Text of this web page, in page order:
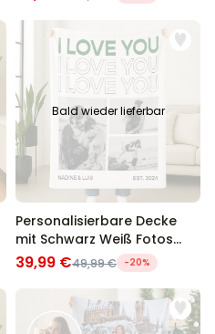
Bald wieder lieferbar
Personalisierbare Decke
mit Schwarz Weiß Fotos
und Text
39,99 €49,99 € -20%